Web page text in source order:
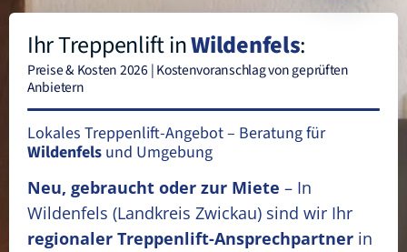
Ihr Treppenlift inWildenfels:
Preise & Kosten 2026 | Kostenvoranschlag von geprüften
Anbietern
Lokales Treppenlift-Angebot – Beratung für
Wildenfels und Umgebung
Neu, gebraucht oder zur Miete – In
Wildenfels (Landkreis Zwickau) sind wir Ihr
regionaler Treppenlift-Ansprechpartner in